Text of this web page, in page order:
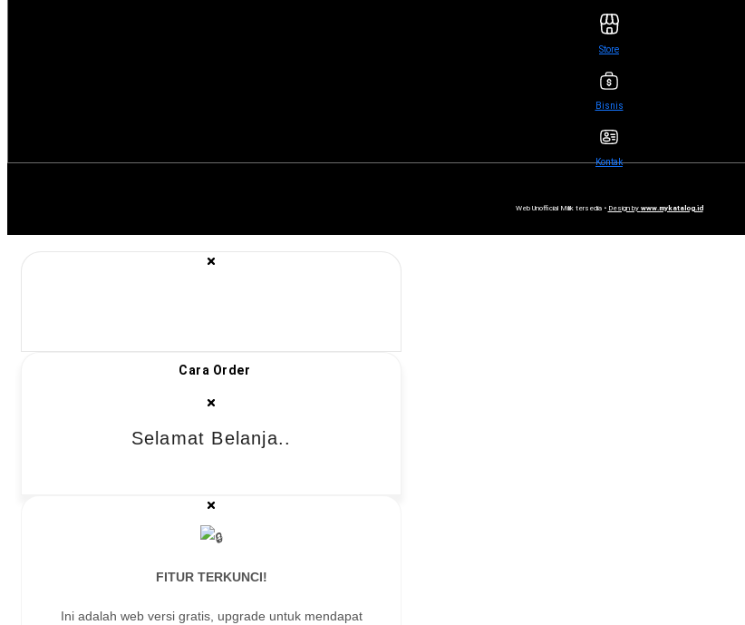
Store
Bisnis
Kontak
Web Unofficial Milik tersedia • Design by www.mykatalog.id
Cara Order
Selamat Belanja..
FITUR TERKUNCI!
Ini adalah web versi gratis, upgrade untuk mendapat